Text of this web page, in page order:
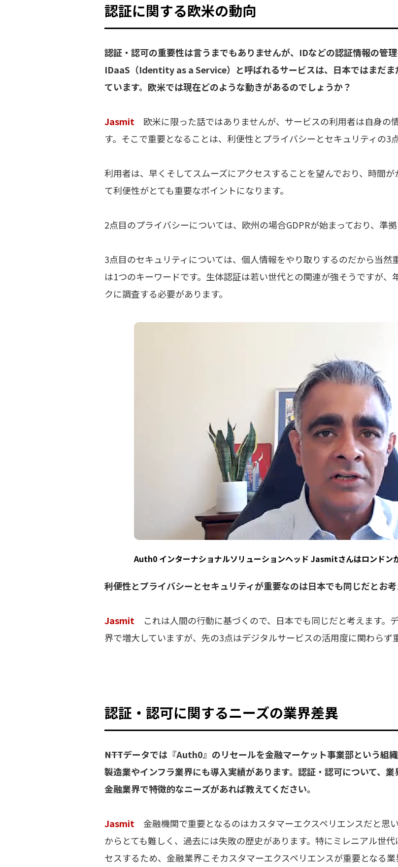
認証に関する欧米の動向
――認証・認可の重要性は言うまでもありませんが、IDなどの認証情報の管
IDaaS（Identity as a Service）と呼ばれるサービスは、日本ではまだま
ています。欧米では現在どのような動きがあるのでしょうか？
Jasmit 欧米に限った話ではありませんが、サービスの利用者は自身の
す。そこで重要となることは、利便性とプライバシーとセキュリティの3点
利用者は、早くそしてスムーズにアクセスすることを望んでおり、時間
て利便性がとても重要なポイントになります。
2点目のプライバシーについては、欧州の場合GDPRが始まっており、準
3点目のセキュリティについては、個人情報をやり取りするのだから当
は1つのキーワードです。生体認証は若い世代との関連が強そうですが、
クに調査する必要があります。
Auth0 インターナショナルソリューションヘッド Jasmitさんはロンドン
――利便性とプライバシーとセキュリティが重要なのは日本でも同じだとお
Jasmit これは人間の行動に基づくので、日本でも同じだと考えます。
界で増大していますが、先の3点はデジタルサービスの活用度に関わらず
認証・認可に関するニーズの業界差異
――NTTデータでは『Auth0』のリセールを金融マーケット事業部という組
製造業やインフラ業界にも導入実績があります。認証・認可について、
金融業界で特徴的なニーズがあれば教えてください。
Jasmit 金融機関で重要となるのはカスタマーエクスペリエンスだと思
からとても難しく、過去には失敗の歴史があります。特にミレニアル世
セスするため、金融業界こそカスタマーエクスペリエンスが重要となる